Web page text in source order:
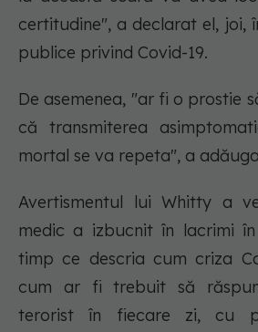
certitudine", a declarat el, joi,
publice privind Covid-19.
De asemenea, "ar fi o prostie
că transmiterea
mortal se va repeta", a
Avertismentul lui Whitty a
medic a izbucnit în lacrimi
timp ce descria cum criza
cum ar fi trebuit să
terorist în fiecare zi, cu